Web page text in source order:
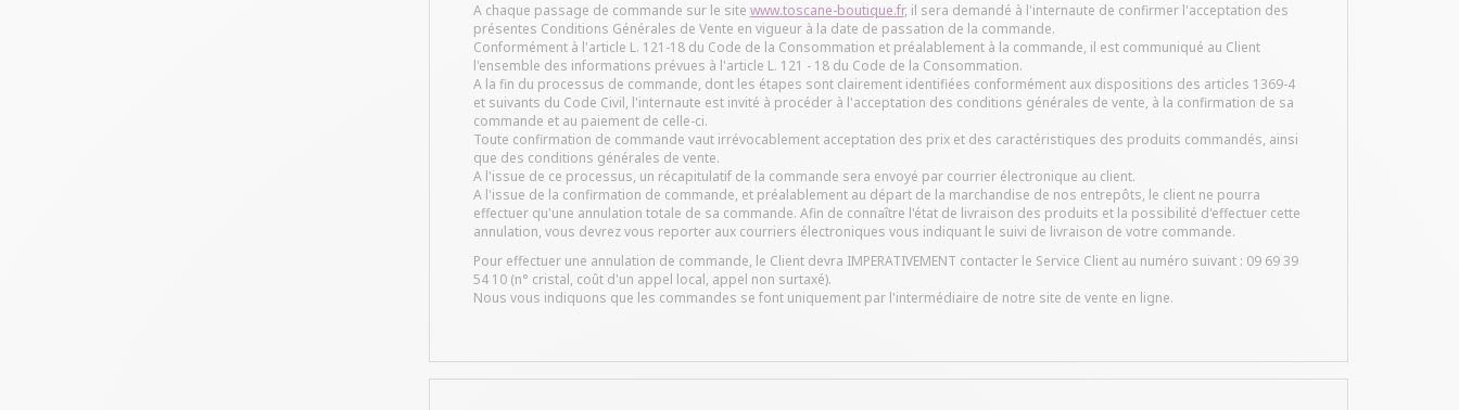
A chaque passage de commande sur le site www.toscane-boutique.fr, il sera demandé à l'internaute de confirmer l'acceptation des
présentes Conditions Générales de Vente en vigueur à la date de passation de la commande.
Conformément à l'article L. 121-18 du Code de la Consommation et préalablement à la commande, il est communiqué au Client
l'ensemble des informations prévues à l'article L. 121 - 18 du Code de la Consommation.
A la fin du processus de commande, dont les étapes sont clairement identifiées conformément aux dispositions des articles 1369-4
et suivants du Code Civil, l'internaute est invité à procéder à l'acceptation des conditions générales de vente, à la confirmation de sa
commande et au paiement de celle-ci.
Toute confirmation de commande vaut irrévocablement acceptation des prix et des caractéristiques des produits commandés, ainsi
que des conditions générales de vente.
A l'issue de ce processus, un récapitulatif de la commande sera envoyé par courrier électronique au client.
A l'issue de la confirmation de commande, et préalablement au départ de la marchandise de nos entrepôts, le client ne pourra
effectuer qu'une annulation totale de sa commande. Afin de connaître l'état de livraison des produits et la possibilité d'effectuer cette
annulation, vous devrez vous reporter aux courriers électroniques vous indiquant le suivi de livraison de votre commande.
Pour effectuer une annulation de commande, le Client devra IMPERATIVEMENT contacter le Service Client au numéro suivant : 09 69 39
54 10 (n° cristal, coût d'un appel local, appel non surtaxé).
Nous vous indiquons que les commandes se font uniquement par l'intermédiaire de notre site de vente en ligne.